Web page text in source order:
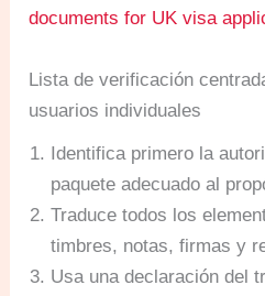
documents for UK visa
Lista de verificación
usuarios individuales
Identifica primero la
paquete adecuado al
Traduce todos los
timbres, notas, firmas y
Usa una declaración del